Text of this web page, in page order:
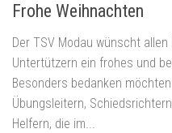
Frohe Weihnachten
Der TSV Modau wünscht
Untertützern ein frohes und
Besonders bedanken
Übungsleitern,
Helfern, die im...